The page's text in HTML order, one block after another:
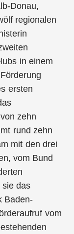
Donau,
regionalen
in einem
ersten
zehn
rund zehn
mit den drei
vom Bund
sie das
Baden-
vom